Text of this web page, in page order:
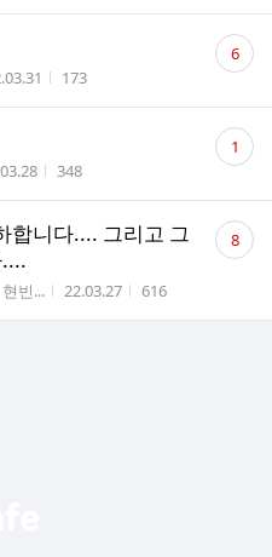
시간 조회수
173
댓
글 6
시간 조회수
348
댓
글 1
합니다.... 그리고 그
작성자
현빈... 작성시간
22.03.27 조회수
616
댓
글 8